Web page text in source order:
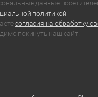
данные
политикой
согласия на обработку
покинуть наш сайт.